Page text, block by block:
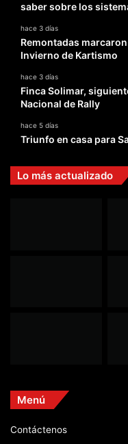
saber sobre los
hace 3 días
Remontadas
Invierno de Kartismo
hace 3 días
Finca Solimar,
Nacional de Rally
hace 5 días
Triunfo en casa para
Lo más actualizado
Menú
Contáctenos